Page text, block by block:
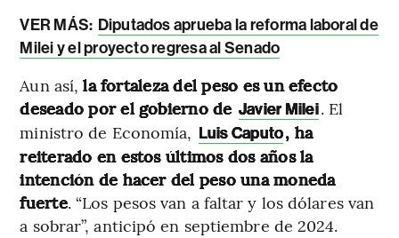
VER MÁS: Diputados aprueba la reforma laboral de
Milei y el proyecto regresa al Senado
Aun así,la fortaleza del peso es un efecto
deseado por el gobierno de Javier Milei. El
ministro de Economía, Luis Caputo, ha
reiterado en estos últimos dos años la
intención de hacer del peso una moneda
fuerte. “Los pesos van a faltar y los dólares van
a sobrar”, anticipó en septiembre de 2024.